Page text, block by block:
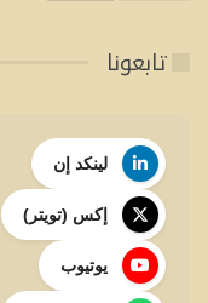
تابعونا
لينكد إن
إكس (تويتر)
يوتيوب